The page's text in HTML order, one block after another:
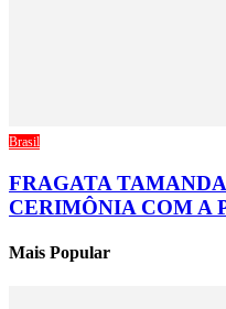
Brasil
FRAGATA
CERIMÔNIA COM A
Mais Popular